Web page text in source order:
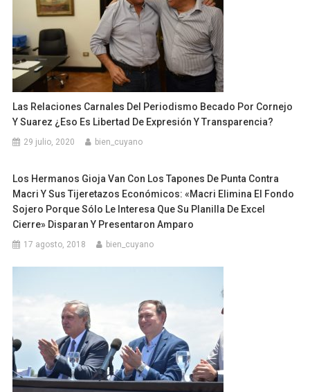
Las Relaciones Carnales Del Periodismo Becado Por Cornejo
Y Suarez ¿Eso Es Libertad De Expresión Y Transparencia?
29 julio, 2020 bien_cuyano
Los Hermanos Gioja Van Con Los Tapones De Punta Contra
Macri Y Sus Tijeretazos Económicos: «Macri Elimina El Fondo
Sojero Porque Sólo Le Interesa Que Su Planilla De Excel
Cierre» Disparan Y Presentaron Amparo
17 agosto, 2018 bien_cuyano